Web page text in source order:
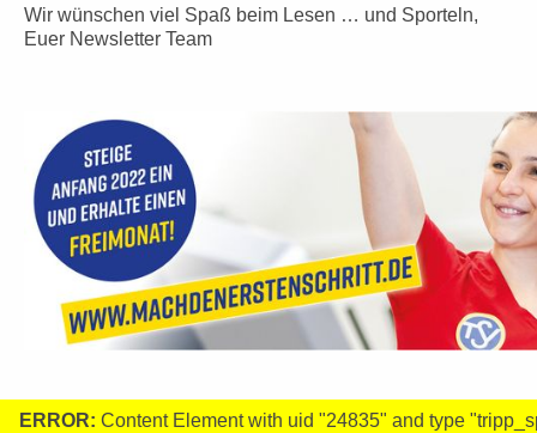
Wir wünschen viel Spaß beim Lesen … und Sporteln,
Euer Newsletter Team
ERROR: Content Element with uid "24835" and type